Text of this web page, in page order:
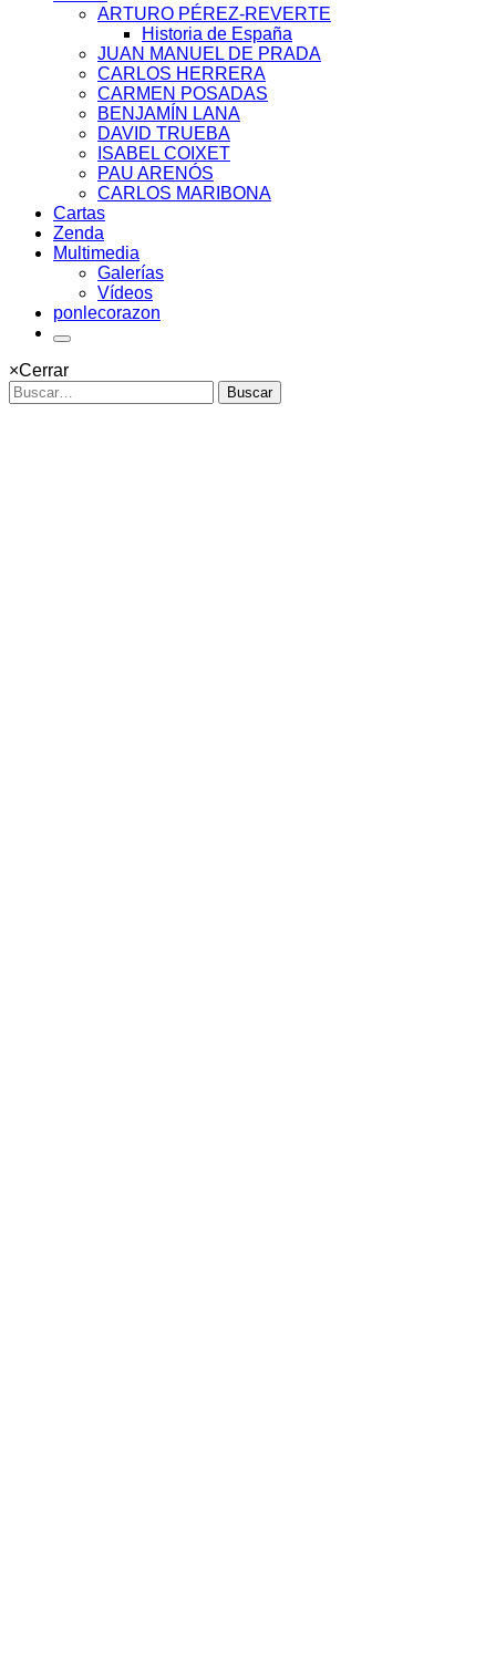
ARTURO PÉREZ-REVERTE
Historia de España
JUAN MANUEL DE PRADA
CARLOS HERRERA
CARMEN POSADAS
BENJAMÍN LANA
DAVID TRUEBA
ISABEL COIXET
PAU ARENÓS
CARLOS MARIBONA
Cartas
Zenda
Multimedia
Galerías
Vídeos
ponlecorazon
×Cerrar
Buscar